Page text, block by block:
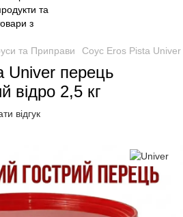
та Приправи Соус Eros Pista Univer
Univer перець
відро 2,5 кг
відгук